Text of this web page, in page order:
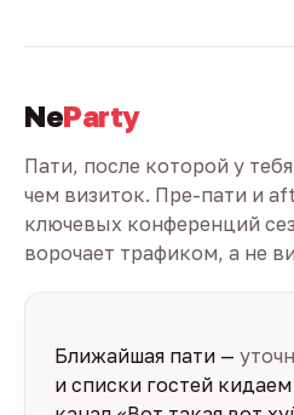
NeParty
Пати, после которой у
чем визиток. Пре-пати и
ключевых конференций
ворочает трафиком, а не
Ближайшая пати —
и списки гостей